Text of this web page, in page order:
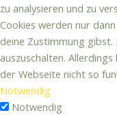
zu analysieren und zu
Cookies werden nur
deine Zustimmung gibst.
auszuschalten.
der Webseite nicht so
Notwendig
Notwendig